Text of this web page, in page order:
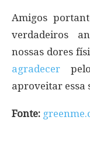
Amigos
verdadeiros
nossas dores
agradecer
aproveitar essa
Fonte: